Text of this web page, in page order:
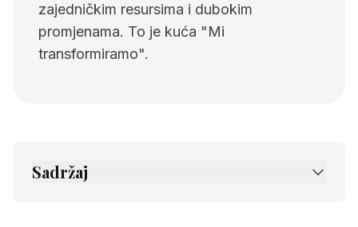
zajedničkim resursima i dubokim
promjenama. To je kuća "Mi
transformiramo".
Sadržaj